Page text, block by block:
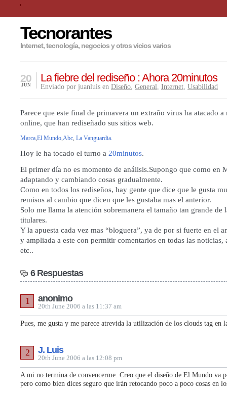
Tecnorantes
Internet, tecnología, negocios y otros vicios varios
La fiebre del rediseño : Ahora 20minutos
20
JUN Enviado por juanluis en Diseño, General, Internet, Usabilidad
Parece que este final de primavera un extraño virus ha atacado a
online, que han rediseñado sus sitios web.
Marca,El Mundo,Abc, La Vanguardia.
Hoy le ha tocado el turno a 20minutos.
El primer día no es momento de análisis.Supongo que como en
adaptando y cambiando cosas gradualmente.
Como en todos los rediseños, hay gente que dice que le gusta
remisos al cambio que dicen que les gustaba mas el anterior.
Solo me llama la atención sobremanera el tamaño tan grande de
titulares.
Y la apuesta cada vez mas “bloguera”, ya de por si fuerte en el
y ampliada a este con permitir comentarios en todas las noticias,
etc..
6 Respuestas
anonimo
20th June 2006 a las 11:37 am
1
Pues, me gusta y me parece atrevida la utilización de los clouds tag en
J. Luis
20th June 2006 a las 12:08 pm
2
A mi no termina de convencerme. Creo que el diseño de El Mundo va
pero como bien dices seguro que irán retocando poco a poco cosas en